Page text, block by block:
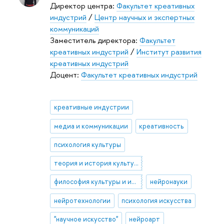
Директор центра: Факультет креативных
индустрий /Центр научных и экспертных
коммуникаций
Заместитель директора: Факультет
креативных индустрий /Институт развития
креативных индустрий
Доцент: Факультет креативных индустрий
креативные индустрии
медиа и коммуникации креативность
психология культуры
теория и история культуры и искусства
философия культуры и искусства нейронауки
нейротехнологии психология искусства
"научное искусство" нейроарт